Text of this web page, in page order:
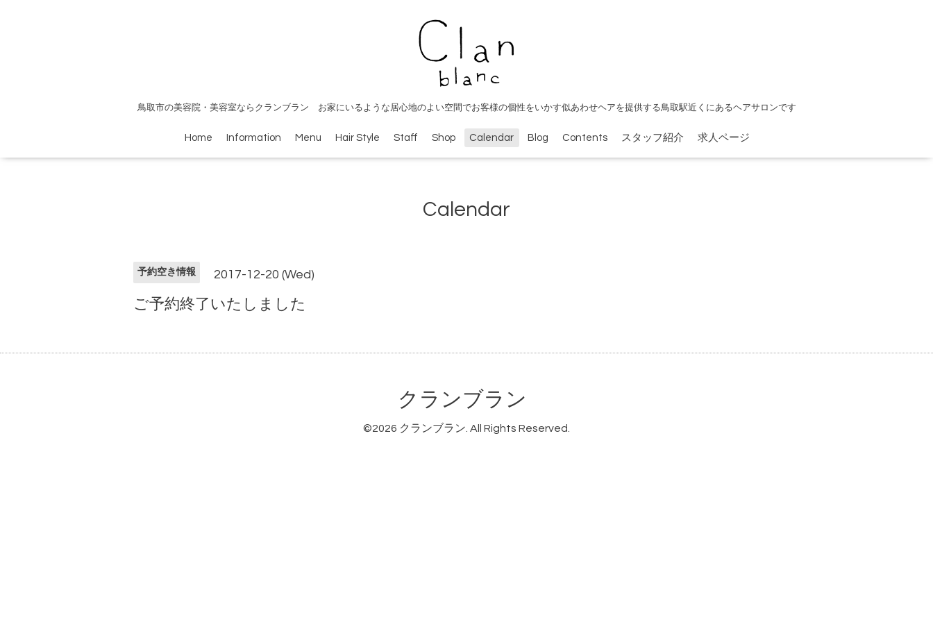
鳥取市の美容院・美容室ならクランブラン お家にいるような居心地のよい空間でお客様の個性をいかす似あわせヘアを提供する鳥取駅近くにあるヘアサロンです
Home Information Menu Hair Style Staff Shop Calendar Blog Contents スタッフ紹介 求人ページ
Calendar
予約空き情報 2017-12-20 (Wed)
ご予約終了いたしました
クランブラン
©2026 クランブラン. All Rights Reserved.